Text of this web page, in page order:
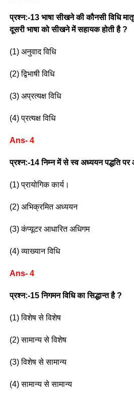
प्रश्न:-13 भाषा सीखने की कौनसी विधि
दूसरी भाषा को सीखने में सहायक होती है ?
(1) अनुवाद विधि
(2) द्विभाषी विधि
(3) अप्रत्यक्ष विधि
(4) प्रत्यक्ष विधि
Ans- 4
प्रश्न:-14 निम्न में से स्व अध्ययन पद्धति पर
(1) प्रायोगिक कार्य।
(2) अभिक्रमित अध्ययन
(3) कंप्यूटर आधारित अधिगम
(4) व्याख्यान विधि
Ans- 4
प्रश्न:-15 निगमन विधि का सिद्धान्त है ?
(1) विशेष से विशेष
(2) सामान्य से विशेष
(3) विशेष से सामान्य
(4) सामान्य से सामान्य